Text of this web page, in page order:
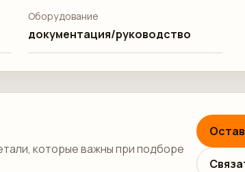
Оборудование
документация/руководство
которые важны при подборе